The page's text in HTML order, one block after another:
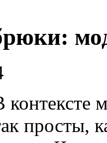
контексте
просты,